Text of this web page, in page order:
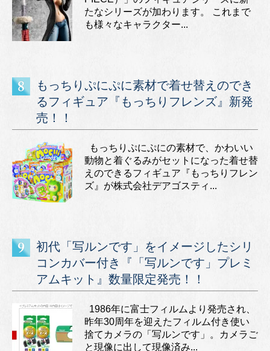
たなシリーズが加わります。 これまで
も様々なキャラクター...
もっちりぷにぷに素材で着せ替えのでき
るフィギュア『もっちりフレンズ』新発
売！！
もっちりぷにぷにの素材で、かわいい
動物と着ぐるみがセットになった着せ替
えのできるフィギュア『もっちりフレン
ズ』が株式会社デアゴスティ...
初代「写ルンです」をイメージしたシリ
コンカバー付き『「写ルンです」プレミ
アムキット』数量限定発売！！
1986年に富士フィルムより発売され、
昨年30周年を迎えたフィルム付き使い
捨てカメラの「写ルンです」。カメラご
と現像に出して現像済み...